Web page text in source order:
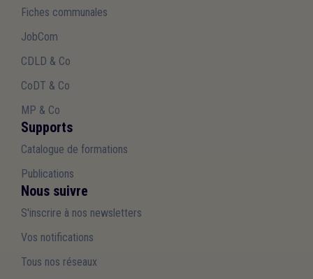
Fiches communales
JobCom
CDLD & Co
CoDT & Co
MP & Co
Supports
Catalogue de formations
Publications
Nous suivre
S'inscrire à nos newsletters
Vos notifications
Tous nos réseaux